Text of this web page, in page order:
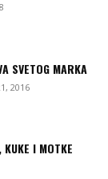
SVETOG MARKA
2016
KUKE I MOTKE